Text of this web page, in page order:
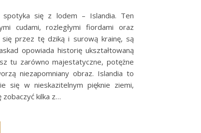
spotyka się z lodem – Islandia. Ten
cudami, rozległymi fiordami oraz
się przez tę dziką i surową krainę, są
opowiada historię ukształtowaną
tu zarówno majestatyczne, potężne
niezapomniany obraz. Islandia to
się w nieskazitelnym pięknie ziemi,
zobaczyć kilka z…